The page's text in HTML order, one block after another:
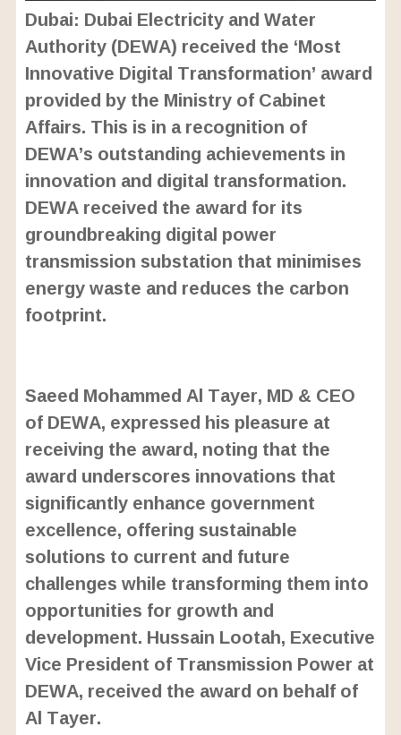
Dubai: Dubai Electricity and Water
Authority (DEWA) received the ‘Most
Innovative Digital Transformation’ award
provided by the Ministry of Cabinet
Affairs. This is in a recognition of
DEWA’s outstanding achievements in
innovation and digital transformation.
DEWA received the award for its
groundbreaking digital power
transmission substation that minimises
energy waste and reduces the carbon
footprint.
U
n
m
u
e
a
d
e
d
2
2
.
9
9
%
Saeed Mohammed Al Tayer, MD & CEO
of DEWA, expressed his pleasure at
receiving the award, noting that the
award underscores innovations that
significantly enhance government
excellence, offering sustainable
solutions to current and future
challenges while transforming them into
opportunities for growth and
development. Hussain Lootah, Executive
Vice President of Transmission Power at
DEWA, received the award on behalf of
Al Tayer.